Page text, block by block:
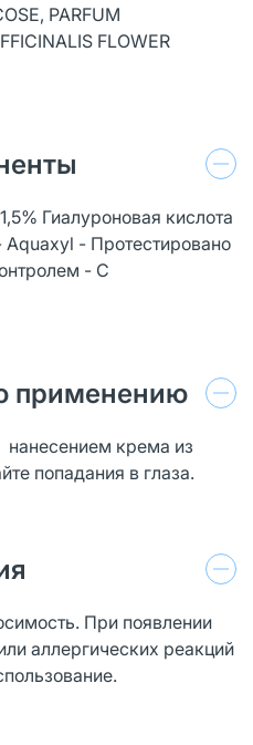
PARFUM
FLOWER
Гиалуроновая кислота
Aquaxyl - Протестировано
- С
применению
крема из
попадания в глаза.
При появлении
аллергических реакций